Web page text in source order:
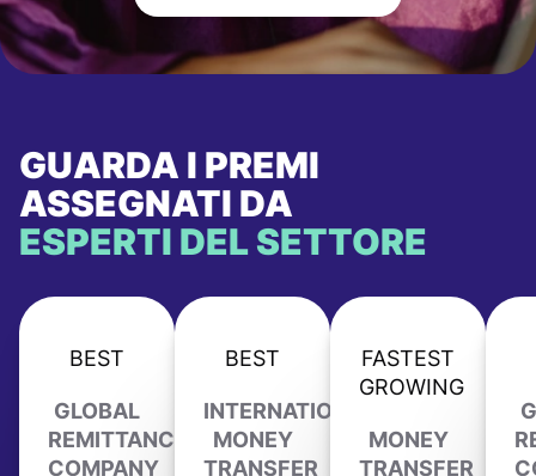
GUARDA I PREMI
ASSEGNATI DA
ESPERTI DEL SETTORE
BEST
GLOBAL
REMITTANCE
COMPANY
BEST
INTERNATIONAL
MONEY
TRANSFER
FASTEST
GROWING
MONEY
TRANSFER